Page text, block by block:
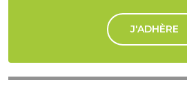
J'ADHÈRE